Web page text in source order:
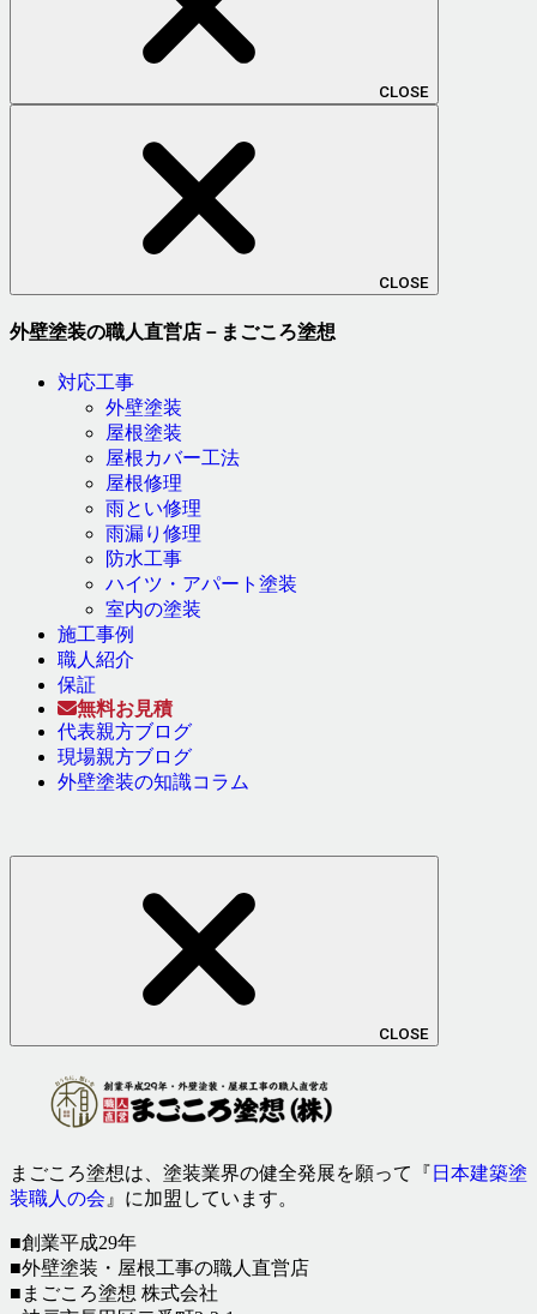
CLOSE
CLOSE
外壁塗装の職人直営店－まごころ塗想
対応工事
外壁塗装
屋根塗装
屋根カバー工法
屋根修理
雨とい修理
雨漏り修理
防水工事
ハイツ・アパート塗装
室内の塗装
施工事例
職人紹介
保証
無料お見積
代表親方ブログ
現場親方ブログ
外壁塗装の知識コラム
CLOSE
まごころ塗想は、塗装業界の健全発展を願って『 日本建築塗
装職人の会 』に加盟しています。
■創業平成29年
■外壁塗装・屋根工事の職人直営店
■まごころ塗想 株式会社